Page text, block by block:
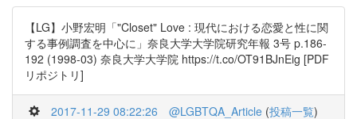
【LG】小野宏明「"Closet" Love : 現代における恋愛と性に関
する事例調査を中心に」奈良大学大学院研究年報 3号 p.186-
192 (1998-03) 奈良大学大学院 https://t.co/OT91BJnEig [PDF
リポジトリ]
2017-11-29 08:22:26 @LGBTQA_Article (投稿一覧)